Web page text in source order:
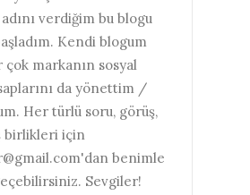
verdiğim bu blogu
Kendi blogum
çok markanın sosyal
da yönettim /
Her türlü soru, görüş,
birlikleri için
benimle
Sevgiler!